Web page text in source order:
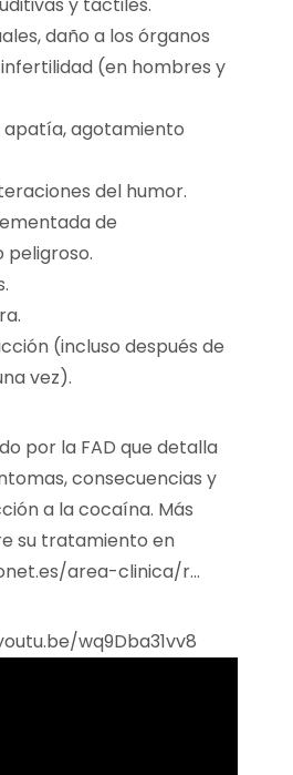
daño a los órganos
(en hombres y
apatía, agotamiento
del humor.
de
(incluso después de
vez).
por la FAD que detalla
consecuencias y
a la cocaína. Más
su tratamiento en
area-clinica/r…
wq9Dba31vv8